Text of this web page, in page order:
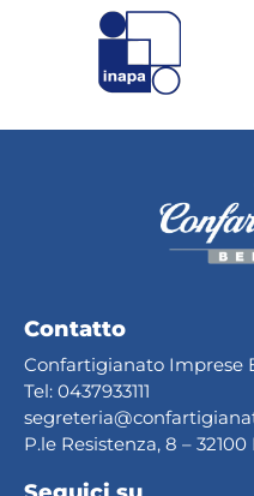
Contatto
Confartigianato Imprese
Tel: 0437933111
segreteria@confartig
P.le Resistenza, 8 –